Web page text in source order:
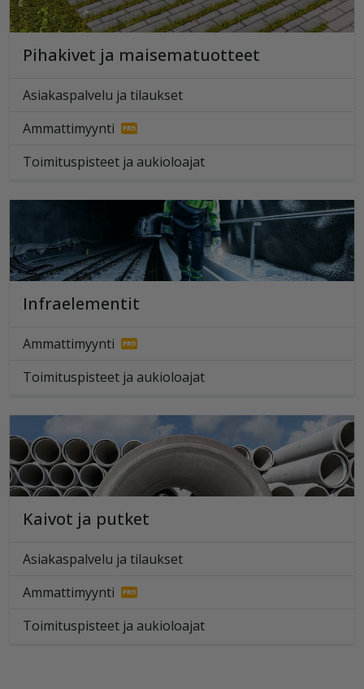
Pihakivet ja maisematuotteet
Asiakaspalvelu ja tilaukset
Ammattimyynti
Toimituspisteet ja aukioloajat
Infraelementit
Ammattimyynti
Toimituspisteet ja aukioloajat
Kaivot ja putket
Asiakaspalvelu ja tilaukset
Ammattimyynti
Toimituspisteet ja aukioloajat